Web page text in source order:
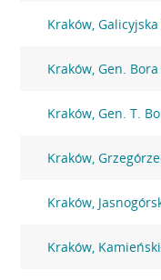
Kraków,
Kraków, Gen.
Kraków, Gen. T.
Kraków,
Kraków,
Kraków,